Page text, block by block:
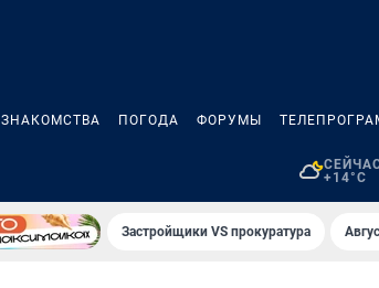
ЗНАКОМСТВА ПОГОДА ФОРУМЫ
+14°C
Застройщики VS прокуратура